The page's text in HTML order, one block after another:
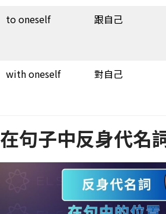
to oneself 跟自己
with oneself
對自己
在句子中反身代名